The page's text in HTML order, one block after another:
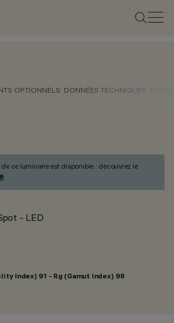
OPTIONNELS DONNÉES TECHNIQUES
ce luminaire est disponible : découvrez le
.
- LED
Index) 91 - Rg (Gamut Index) 98